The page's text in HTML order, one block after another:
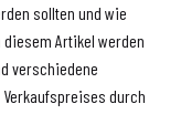
sollten und wie
Artikel werden
verschiedene
durch